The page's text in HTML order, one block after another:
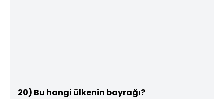
20) Bu hangi ülkenin bayrağı?